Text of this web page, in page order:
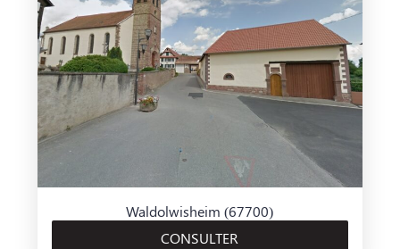
Waldolwisheim (67700)
CONSULTER